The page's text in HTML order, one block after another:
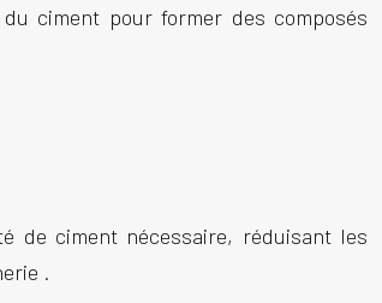
ciment pour former des composés
de ciment nécessaire, réduisant les
.